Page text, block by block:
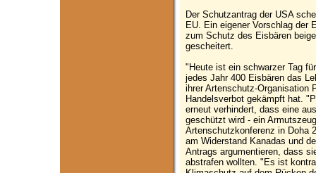
Der Schutzantrag der USA
EU. Ein eigener Vorschlag der
zum Schutz des Eisbären
gescheitert.
"Heute ist ein schwarzer Tag
jedes Jahr 400 Eisbären das
ihrer Artenschutz-Organisation
Handelsverbot gekämpft hat.
erneut verhindert, dass eine
geschützt wird - ein
Artenschutzkonferenz in Doha
am Widerstand Kanadas und
Antrags argumentieren, dass
abstrafen wollten. "Es ist